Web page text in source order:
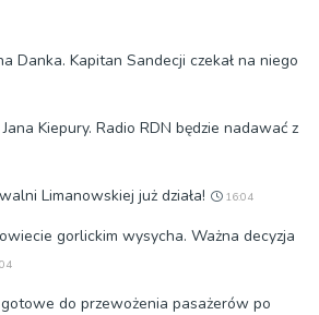
Danka. Kapitan Sandecji czekał na niego
Kiepury. Radio RDN będzie nadawać z
Limanowskiej już działa! 16:04
gorlickim wysycha. Ważna decyzja
do przewożenia pasażerów po